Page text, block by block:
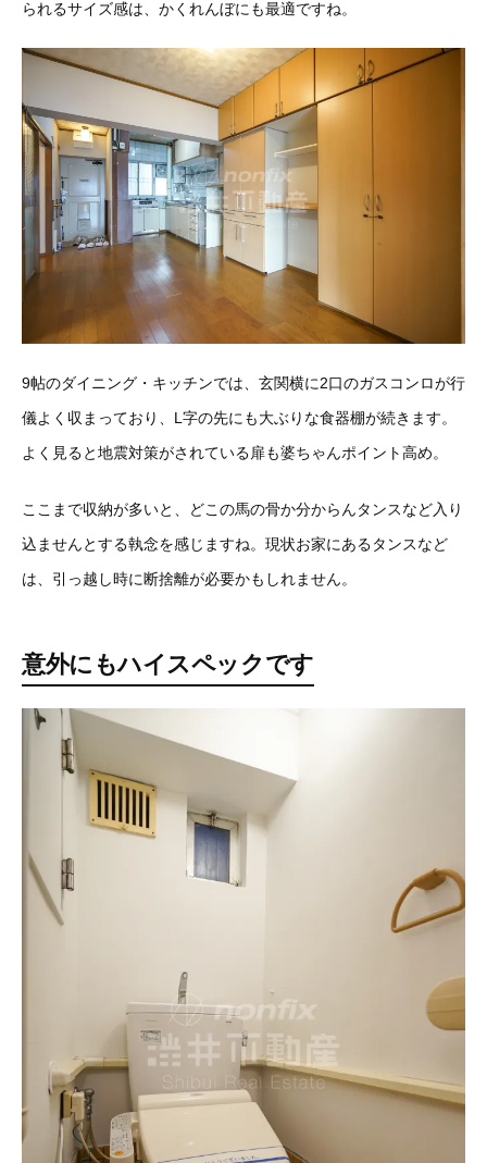
られるサイズ感は、かくれんぼにも最適ですね。
9帖のダイニング・キッチンでは、玄関横に2口のガスコンロが行
儀よく収まっており、L字の先にも大ぶりな食器棚が続きます。
よく見ると地震対策がされている扉も婆ちゃんポイント高め。
ここまで収納が多いと、どこの馬の骨か分からんタンスなど入り
込ませんとする執念を感じますね。現状お家にあるタンスなど
は、引っ越し時に断捨離が必要かもしれません。
意外にもハイスペックです